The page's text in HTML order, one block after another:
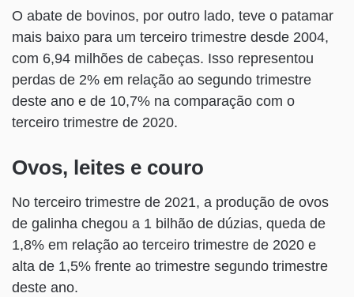
O abate de bovinos, por outro lado, teve o patamar
mais baixo para um terceiro trimestre desde 2004,
com 6,94 milhões de cabeças. Isso representou
perdas de 2% em relação ao segundo trimestre
deste ano e de 10,7% na comparação com o
terceiro trimestre de 2020.
Ovos, leites e couro
No terceiro trimestre de 2021, a produção de ovos
de galinha chegou a 1 bilhão de dúzias, queda de
1,8% em relação ao terceiro trimestre de 2020 e
alta de 1,5% frente ao trimestre segundo trimestre
deste ano.